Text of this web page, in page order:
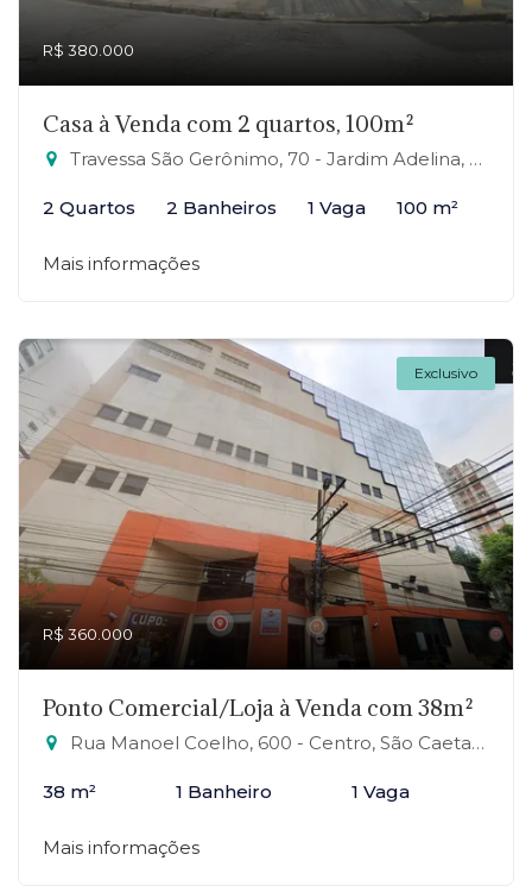
R$ 380.000
Casa à Venda com 2 quartos, 100m²
Travessa São Gerônimo, 70 - Jardim Adelina, Mauá-SP
2 Quartos 2 Banheiros 1 Vaga 100 m²
Mais informações
Exclusivo
R$ 360.000
Ponto Comercial/Loja à Venda com 38m²
Rua Manoel Coelho, 600 - Centro, São Caetano do Sul-SP
38 m² 1 Banheiro 1 Vaga
Mais informações